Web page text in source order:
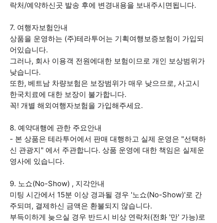
락처/예약하신곳 발송 후에 변경내용을 보내주시면됩니다.
7. 여행자보험안내
상품을 운영하는 (주)테라투어는 기획여행보증보험이 가입되
어있습니다.
그러나, 회사 이용객 전원에대한 보험이므로 개인 보상범위가
낮습니다.
또한, 베트남 차량보험은 보장범위가 매우 낮으므로, 사고시
한국치료에 대한 보장이 불가합니다.
꼭! 개별 해외여행자보험을 가입해주세요.
8. 예약대행에 관한 주요안내
- 본 상품은 테라투어에서 판매 대행하고 실제 운영은 "선택하
신 관광지" 에서 주관합니다. 상품 운영에 대한 책임은 실제운
영사에 있습니다.
9. 노쇼(No-Show) , 지각안내
미팅 시간에서 15분 이상 경과될 경우 '노쇼(No-Show)'로 간
주되며, 결제하신 금액은 환불되지 않습니다.
부득이하게 늦으실 경우 반드시 비상 연락처(전화 '만' 가능)로